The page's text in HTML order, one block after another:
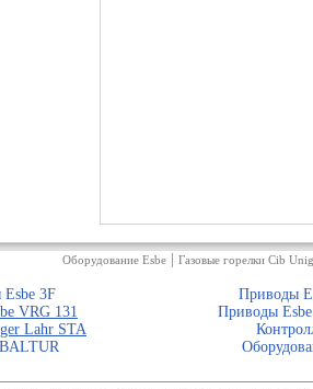
Оборудование Esbe Газовые горелки Cib
3F
Приводы
VRG 131
Приводы
Lahr STA